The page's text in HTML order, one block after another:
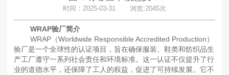
时间：2025-03-31 浏览:2045次
WRAP验厂简介
WRAP（Worldwide Responsible Accredited Production）
验厂是一个全球性的认证项目，旨在确保服装、鞋类和纺织品生
产工厂遵守一系列社会责任和环境标准。这一认证不仅提升了行
业的道德水平，还保障了工人的权益，促进了可持续发展。它不